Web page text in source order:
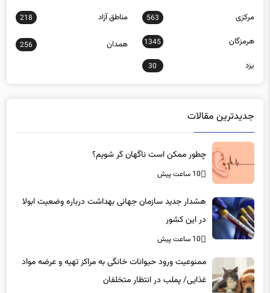
مرکزی 563 مناطق آزاد 218
هرمزگان 1345 همدان 256
یزد 30
جدیدترین مقالات
چطور ممکن است ناگهان کَر شویم؟
10 ساعت پیش
هشدار جدید سازمان جهانی بهداشت درباره وضعیت ابولا
در این کشور
10 ساعت پیش
ممنوعیت ورود حیوانات خانگی به مراکز تهیه و عرضه مواد
غذایی/ پملب در انتظار متخلفان